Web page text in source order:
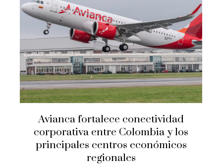
Avianca fortalece conectividad
corporativa entre Colombia y los
principales centros económicos
regionales